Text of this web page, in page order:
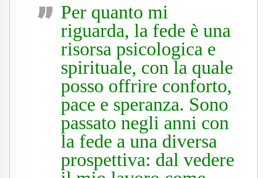
Per quanto mi
riguarda, la fede è una
risorsa psicologica e
spirituale, con la quale
posso offrire conforto,
pace e speranza. Sono
passato negli anni con
la fede a una diversa
prospettiva: dal vedere